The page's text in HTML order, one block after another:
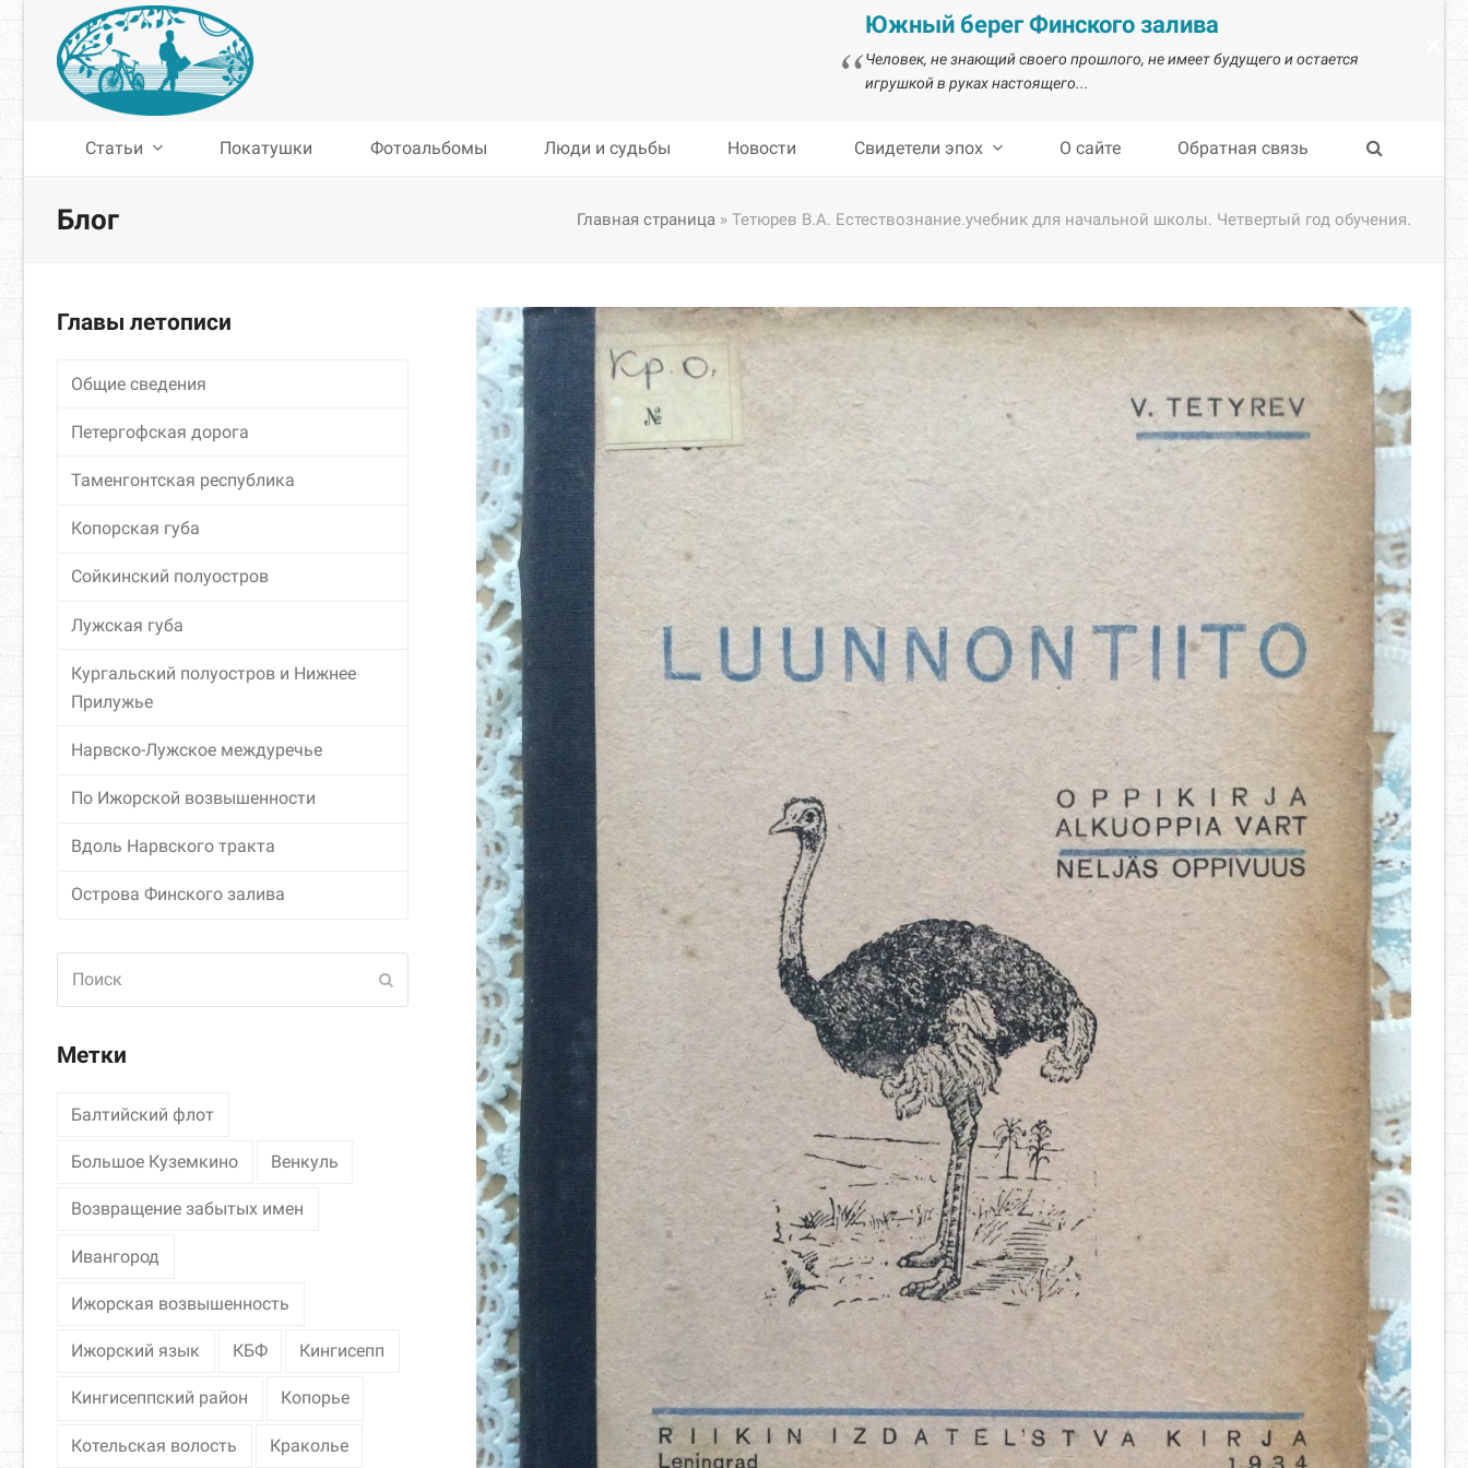
Южный берег Финского залива
Человек, не знающий своего прошлого, не имеет будущего и остается
игрушкой в руках настоящего...
Статьи Покатушки Фотоальбомы Люди и судьбы Новости Свидетели эпох О сайте Обратная связь
Блог Главная страница » Тетюрев В.А. Естествознание.учебник для начальной школы. Четвертый год обучения.
Главы летописи
Общие сведения
Петергофская дорога
Таменгонтская республика
Копорская губа
Сойкинский полуостров
Лужская губа
Кургальский полуостров и Нижнее
Прилужье
Нарвско-Лужское междуречье
По Ижорской возвышенности
Вдоль Нарвского тракта
Острова Финского залива
Метки
Балтийский флот
Большое Куземкино Венкуль
Возвращение забытых имен
Ивангород
Ижорская возвышенность
Ижорский язык КБФ Кингисепп
Кингисеппский район Копорье
Котельская волость Краколье
Необходимые
Использование
этих файлов cookie
обязательно. Они
необходимы для
функционирования
веб-сайта.
Статистика и
аналитика
Для того чтобы
улучшить
функциональность
и структуру веб-
сайта, исходя из
того, как он
используется.
Пользовательский
опыт
Для обеспечения
максимально
эффективной работы
нашего сайта во
время вашего
посещения, отказ от
использования этих
приведет к
исчезновению
некоторых функций
сайта.